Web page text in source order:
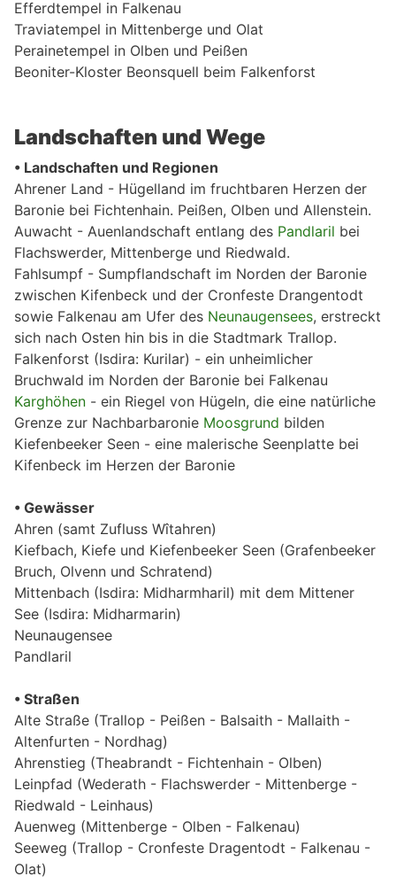
Efferdtempel in Falkenau
Traviatempel in Mittenberge und Olat
Perainetempel in Olben und Peißen
Beoniter-Kloster Beonsquell beim Falkenforst
Landschaften und Wege
• Landschaften und Regionen
Ahrener Land - Hügelland im fruchtbaren Herzen der
Baronie bei Fichtenhain. Peißen, Olben und Allenstein.
Auwacht - Auenlandschaft entlang des Pandlaril bei
Flachswerder, Mittenberge und Riedwald.
Fahlsumpf - Sumpflandschaft im Norden der Baronie
zwischen Kifenbeck und der Cronfeste Drangentodt
sowie Falkenau am Ufer des Neunaugensees, erstreckt
sich nach Osten hin bis in die Stadtmark Trallop.
Falkenforst (Isdira: Kurilar) - ein unheimlicher
Bruchwald im Norden der Baronie bei Falkenau
Karghöhen - ein Riegel von Hügeln, die eine natürliche
Grenze zur Nachbarbaronie Moosgrund bilden
Kiefenbeeker Seen - eine malerische Seenplatte bei
Kifenbeck im Herzen der Baronie
• Gewässer
Ahren (samt Zufluss Wîtahren)
Kiefbach, Kiefe und Kiefenbeeker Seen (Grafenbeeker
Bruch, Olvenn und Schratend)
Mittenbach (Isdira: Midharmharil) mit dem Mittener
See (Isdira: Midharmarin)
Neunaugensee
Pandlaril
• Straßen
Alte Straße (Trallop - Peißen - Balsaith - Mallaith -
Altenfurten - Nordhag)
Ahrenstieg (Theabrandt - Fichtenhain - Olben)
Leinpfad (Wederath - Flachswerder - Mittenberge -
Riedwald - Leinhaus)
Auenweg (Mittenberge - Olben - Falkenau)
Seeweg (Trallop - Cronfeste Dragentodt - Falkenau -
Olat)